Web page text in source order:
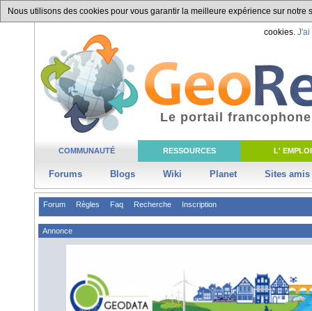
Nous utilisons des cookies pour vous garantir la meilleure expérience sur
cookies. J'ai
COMMUNAUTÉ RESSOURCES L' EMPLOI
Forums Blogs Wiki Planet Sites amis
Le portail
Forum Règles Faq Recherche Inscription
Annonce